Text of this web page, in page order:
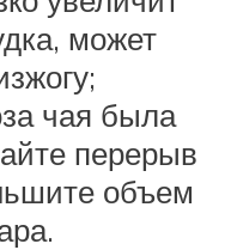
может
чая была
перерыв
объем